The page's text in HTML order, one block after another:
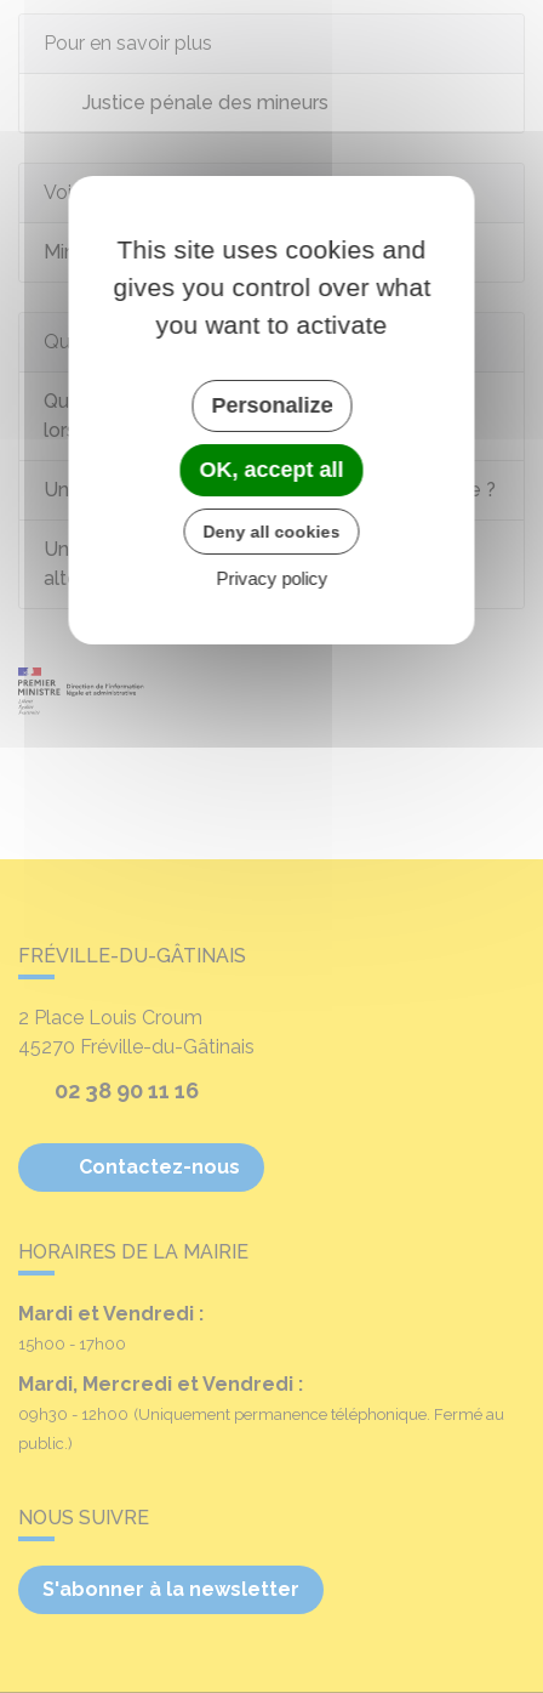
Pour en savoir plus
Justice pénale des mineurs
Voir aussi
Mineur victime
Questions ? Réponses !
Quel adulte peut assister un mineur délinquant
lors d’une procédure pénale ?
Un mineur peut-il faire l'objet d'une audition libre ?
Un mineur peut-il faire l’objet d’une mesure
alternative à un procès pénal ?
FRÉVILLE-DU-GÂTINAIS
2 Place Louis Croum
45270 Fréville-du-Gâtinais
02 38 90 11 16
Contactez-nous
HORAIRES DE LA MAIRIE
Mardi et Vendredi :
15h00 - 17h00
Mardi, Mercredi et Vendredi :
09h30 - 12h00 (Uniquement permanence téléphonique. Fermé au
public.)
NOUS SUIVRE
S'abonner à la newsletter
This site uses cookies and
gives you control over what
you want to activate
Personalize
OK, accept all
Deny all cookies
Privacy policy